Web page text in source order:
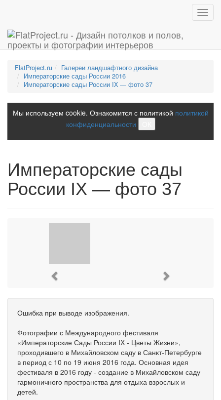
FlatProject.ru
Галереи ландшафтного дизайна
Императорские сады России 2016
Императорские сады России IX — фото 37
Мы используем cookie. Ознакомится с политикой политикой
конфиденциальности
Императорские сады
России IX — фото 37
Ошибка при выводе изображения.
Фотографии с Международного фестиваля
«Императорские Сады России IX - Цветы Жизни»,
проходившего в Михайловском саду в Санкт-Петербурге
в период с 10 по 19 июня 2016 года. Основная идея
фестиваля в 2016 году - создание в Михайловском саду
гармоничного пространства для отдыха взрослых и
детей.